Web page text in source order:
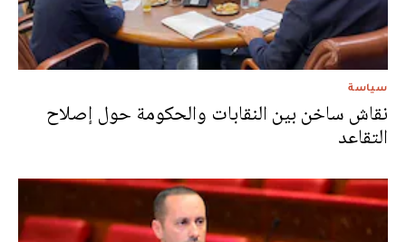
سياسة
نقاش ساخن بين النقابات والحكومة حول إصلاح
التقاعد